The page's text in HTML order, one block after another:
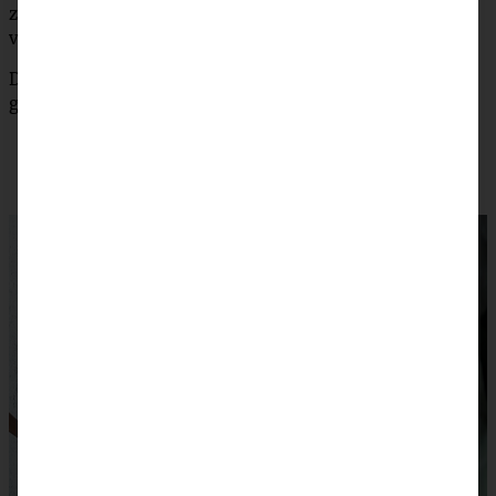
zu einem Guss rühren und diesen über den Streuseltalern
verteilen.
Dies Streuseltaler schmeckt am allerbesten frisch
gebacken!